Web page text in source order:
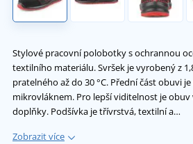
Stylové pracovní polobotky s ochrannou
textilního materiálu. Svršek je vyrobený z
pratelného až do 30 °C. Přední část obuvi
mikrovláknem. Pro lepší viditelnost je
doplňky. Podšívka je třívrstvá, textilní a…
Zobrazit více